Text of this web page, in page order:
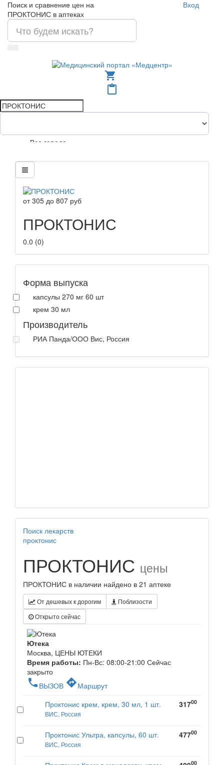
Поиск и сравнение цен на
ПРОКТОНИС в аптеках
Вход
shopping_cart
content_paste
Все города
от305 до 807 руб
ПРОКТОНИС
0.0 (0)
Форма выпуска
капсулы 270 мг 60 шт
крем 30 мл
Производитель
РИА Панда/ООО Вис, Россия
Поиск лекарств
проктонис
ПРОКТОНИС цены
ПРОКТОНИС в наличии найдено в 21 аптеке
От дешевых к дорогим
Поблизости
Открыто сейчас
Ютека
Москва, ЦЕНЫ ЮТЕКИ
Время работы: Пн-Вс: 08:00-21:00 Сейчас
закрыто
phone ВЫЗОВ directionsМаршрут
Проктонис крем, крем, 30 мл, 1 шт.
ВИС, Россия
31700
Проктонис Ультра, капсулы, 60 шт.
ВИС, Россия
47700
00